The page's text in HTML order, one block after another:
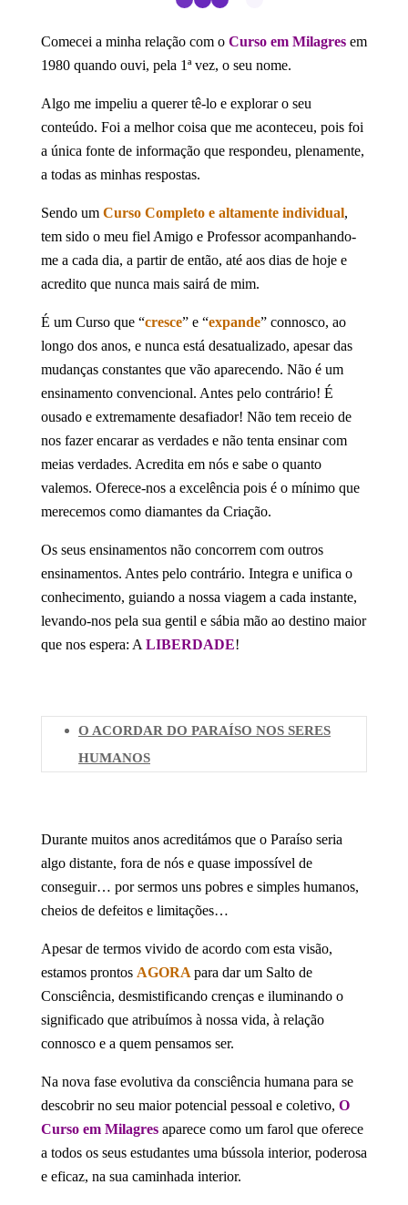
Comecei a minha relação com o Curso em Milagres em
1980 quando ouvi, pela 1ª vez, o seu nome.
Algo me impeliu a querer tê-lo e explorar o seu
conteúdo. Foi a melhor coisa que me aconteceu, pois foi
a única fonte de informação que respondeu, plenamente,
a todas as minhas respostas.
Sendo um Curso Completo e altamente individual,
tem sido o meu fiel Amigo e Professor acompanhando-
me a cada dia, a partir de então, até aos dias de hoje e
acredito que nunca mais sairá de mim.
É um Curso que “cresce” e “expande” connosco, ao
longo dos anos, e nunca está desatualizado, apesar das
mudanças constantes que vão aparecendo. Não é um
ensinamento convencional. Antes pelo contrário! É
ousado e extremamente desafiador! Não tem receio de
nos fazer encarar as verdades e não tenta ensinar com
meias verdades. Acredita em nós e sabe o quanto
valemos. Oferece-nos a excelência pois é o mínimo que
merecemos como diamantes da Criação.
Os seus ensinamentos não concorrem com outros
ensinamentos. Antes pelo contrário. Integra e unifica o
conhecimento, guiando a nossa viagem a cada instante,
levando-nos pela sua gentil e sábia mão ao destino maior
que nos espera: A LIBERDADE!
O ACORDAR DO PARAÍSO NOS SERES
HUMANOS
Durante muitos anos acreditámos que o Paraíso seria
algo distante, fora de nós e quase impossível de
conseguir… por sermos uns pobres e simples humanos,
cheios de defeitos e limitações…
Apesar de termos vivido de acordo com esta visão,
estamos prontos AGORA para dar um Salto de
Consciência, desmistificando crenças e iluminando o
significado que atribuímos à nossa vida, à relação
connosco e a quem pensamos ser.
Na nova fase evolutiva da consciência humana para se
descobrir no seu maior potencial pessoal e coletivo, O
Curso em Milagres aparece como um farol que oferece
a todos os seus estudantes uma bússola interior, poderosa
e eficaz, na sua caminhada interior.